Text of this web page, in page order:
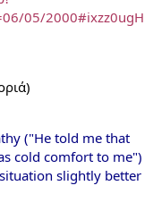
05/2000#ixzz0ugH
("He told me that
cold comfort to me")
slightly better